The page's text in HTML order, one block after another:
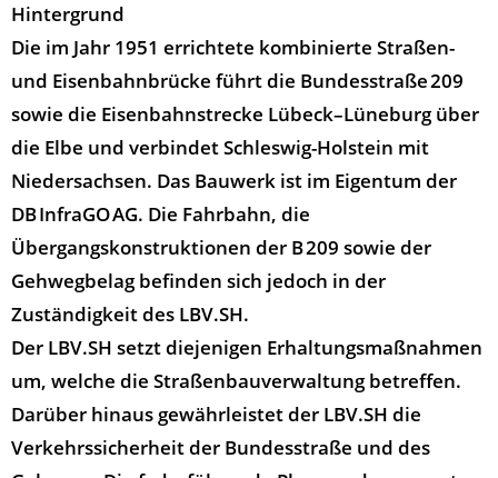
Hintergrund
Die im Jahr 1951 errichtete kombinierte Straßen-
und Eisenbahnbrücke führt die Bundesstraße 209
sowie die Eisenbahnstrecke Lübeck–Lüneburg über
die Elbe und verbindet Schleswig-Holstein mit
Niedersachsen. Das Bauwerk ist im Eigentum der
DB InfraGO AG. Die Fahrbahn, die
Übergangskonstruktionen der B 209 sowie der
Gehwegbelag befinden sich jedoch in der
Zuständigkeit des LBV.SH.
Der LBV.SH setzt diejenigen Erhaltungsmaßnahmen
um, welche die Straßenbauverwaltung betreffen.
Darüber hinaus gewährleistet der LBV.SH die
Verkehrssicherheit der Bundesstraße und des